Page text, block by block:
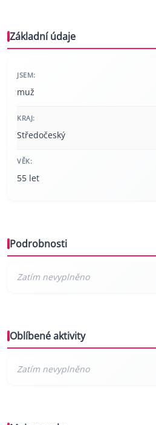
Základní údaje
JSEM:
muž
KRAJ:
Středočeský
VĚK:
55 let
Podrobnosti
Oblíbené aktivity